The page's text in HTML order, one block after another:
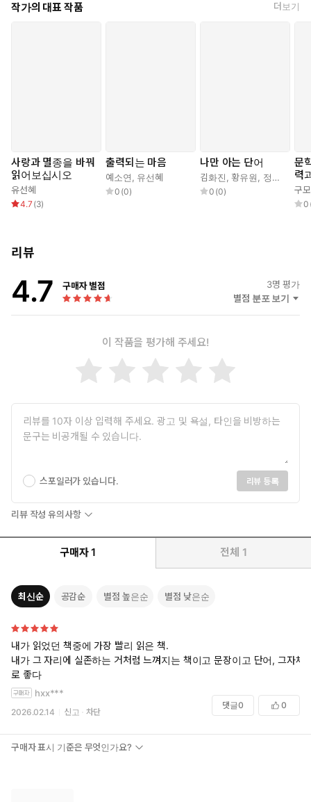
작가의 대표 작품 더보기
사랑과 멸종을 바꿔
읽어보십시오
유선혜
4.7 (3)
출력되는 마음
예소연, 유선혜
0 (0)
나만 아는 단어
김화진,황유원, 정용준 임
0 (0)
문
력
년)
구
0
리뷰
4.7 구매자 별점 3명 평가
별점 분포 보기
이 작품을 평가해 주세요!
스포일러가 있습니다. 리뷰 등록
리뷰 작성 유의사항
구매자 1 전체 1
최신순 공감순 별점 높은순 별점 낮은순
내가 읽었던 책중에 가장 빨리 읽은 책.
내가 그 자리에 실존하는 거처럼 느껴지는 책이고 문장이고 단어, 그자체
로 좋다
hxx***
2026.02.14 신고 차단
댓글0 0
구매자 표시 기준은 무엇인가요?